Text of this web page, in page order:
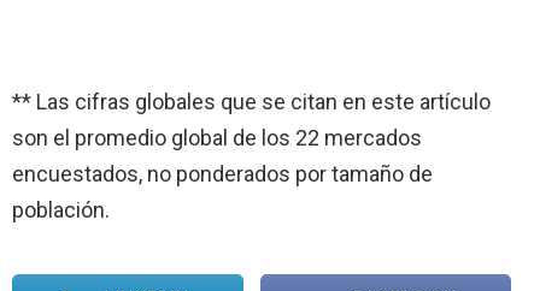
** Las cifras globales que se citan en este artículo
son el promedio global de los 22 mercados
encuestados, no ponderados por tamaño de
población.